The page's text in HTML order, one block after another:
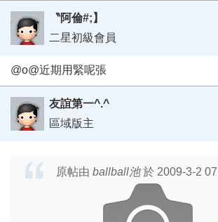
〝阿倫#;】
二星初級會員
@o@近期用緊呢張
友誼第一^.^
區域版主
原帖由 ballball池於 2009-3-2